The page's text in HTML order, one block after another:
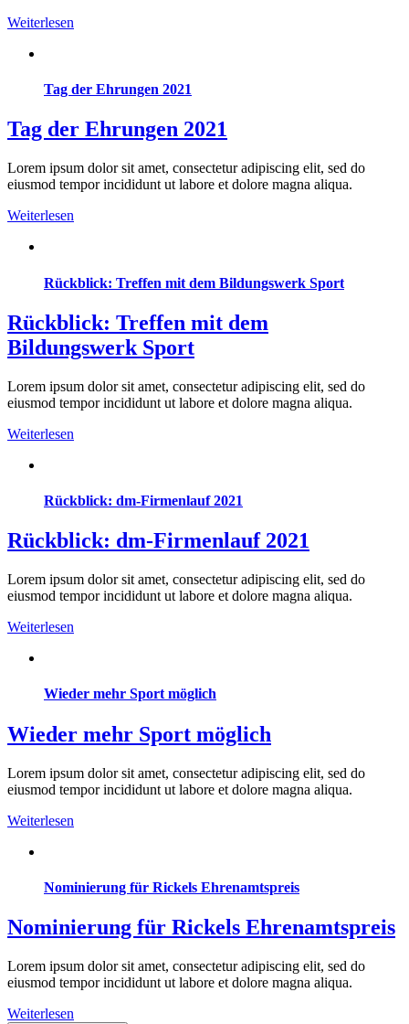
Weiterlesen
Tag der Ehrungen 2021
Tag der Ehrungen 2021
Lorem ipsum dolor sit amet, consectetur adipiscing elit, sed do
eiusmod tempor incididunt ut labore et dolore magna aliqua.
Weiterlesen
Rückblick: Treffen mit dem Bildungswerk Sport
Rückblick: Treffen mit dem
Bildungswerk Sport
Lorem ipsum dolor sit amet, consectetur adipiscing elit, sed do
eiusmod tempor incididunt ut labore et dolore magna aliqua.
Weiterlesen
Rückblick: dm-Firmenlauf 2021
Rückblick: dm-Firmenlauf 2021
Lorem ipsum dolor sit amet, consectetur adipiscing elit, sed do
eiusmod tempor incididunt ut labore et dolore magna aliqua.
Weiterlesen
Wieder mehr Sport möglich
Wieder mehr Sport möglich
Lorem ipsum dolor sit amet, consectetur adipiscing elit, sed do
eiusmod tempor incididunt ut labore et dolore magna aliqua.
Weiterlesen
Nominierung für Rickels Ehrenamtspreis
Nominierung für Rickels Ehrenamtspreis
Lorem ipsum dolor sit amet, consectetur adipiscing elit, sed do
eiusmod tempor incididunt ut labore et dolore magna aliqua.
Weiterlesen